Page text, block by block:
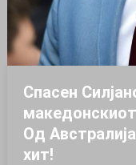
Спасен
Од
хит!